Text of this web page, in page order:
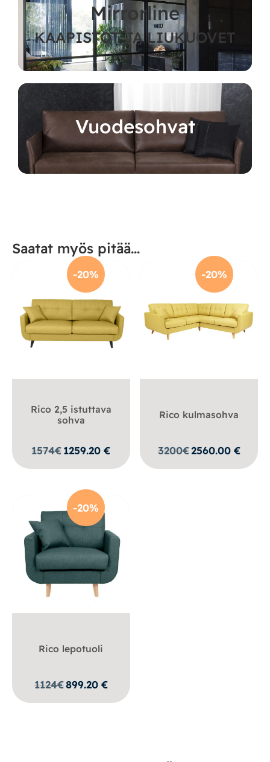
Mirrorline
KAAPISTOT JA LIUKUOVET
Vuodesohvat
Saatat myös pitää...
-20%
Rico 2,5 istuttava
sohva
1574€1259.20€
-20%
Rico kulmasohva
3200€2560.00 €
-20%
Rico lepotuoli
1124€899.20 €